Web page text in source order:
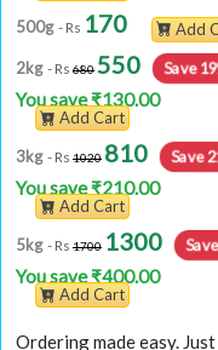
500g - Rs 170
Add
2kg - Rs 680 550 Save
You save ₹130.00
Add Cart
3kg - Rs 1020 810 Save
You save ₹210.00
Add Cart
5kg - Rs 1700 1300
You save ₹400.00
Add Cart
Ordering made easy.